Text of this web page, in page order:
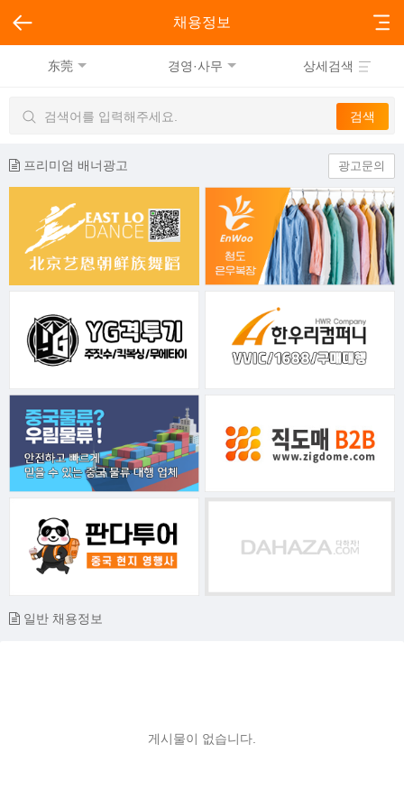
채용정보
东莞 경영·사무 상세검색
프리미엄 배너광고 광고문의
일반 채용정보
게시물이 없습니다.